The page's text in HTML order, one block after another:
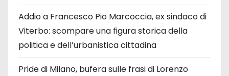
Addio a Francesco Pio Marcoccia, ex sindaco di
Viterbo: scompare una figura storica della
politica e dell’urbanistica cittadina
Pride di Milano, bufera sulle frasi di Lorenzo